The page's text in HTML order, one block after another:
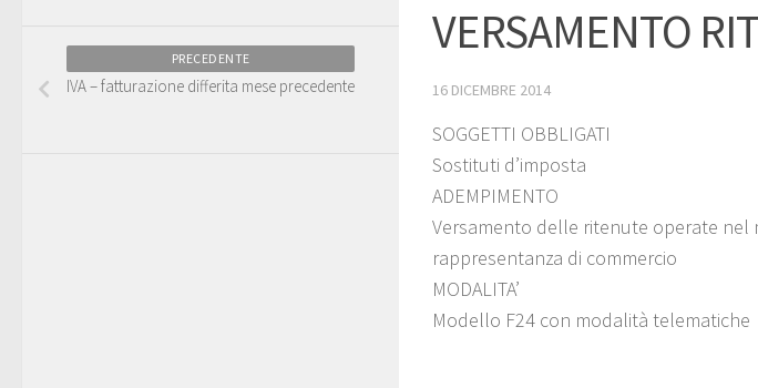
VERSAMENTO
16 DICEMBRE 2014
SOGGETTI OBBLIGATI
Sostituti d’imposta
ADEMPIMENTO
Versamento delle ritenute operate nel
rappresentanza di commercio
MODALITA’
Modello F24 con modalità telematiche
PRECEDENTE
IVA – fatturazione differita mese precedente